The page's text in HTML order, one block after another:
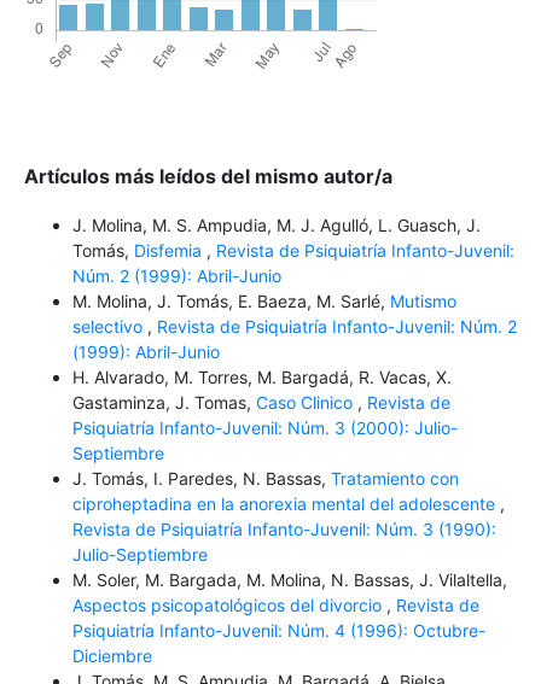
Artículos más leídos del mismo autor/a
J. Molina, M. S. Ampudia, M. J. Agulló, L. Guasch, J.
Tomás, Disfemia , Revista de Psiquiatría Infanto-Juvenil:
Núm. 2 (1999): Abril-Junio
M. Molina, J. Tomás, E. Baeza, M. Sarlé, Mutismo
selectivo , Revista de Psiquiatría Infanto-Juvenil: Núm. 2
(1999): Abril-Junio
H. Alvarado, M. Torres, M. Bargadá, R. Vacas, X.
Gastaminza, J. Tomas, Caso Clinico , Revista de
Psiquiatría Infanto-Juvenil: Núm. 3 (2000): Julio-
Septiembre
J. Tomás, I. Paredes, N. Bassas, Tratamiento con
ciproheptadina en la anorexia mental del adolescente ,
Revista de Psiquiatría Infanto-Juvenil: Núm. 3 (1990):
Julio-Septiembre
M. Soler, M. Bargada, M. Molina, N. Bassas, J. Vilaltella,
Aspectos psicopatológicos del divorcio , Revista de
Psiquiatría Infanto-Juvenil: Núm. 4 (1996): Octubre-
Diciembre